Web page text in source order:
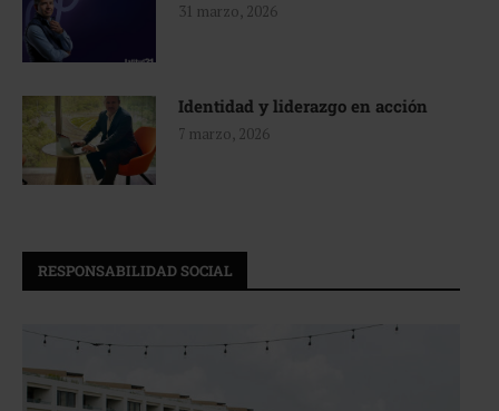
31 marzo, 2026
Identidad y liderazgo en acción
7 marzo, 2026
RESPONSABILIDAD SOCIAL